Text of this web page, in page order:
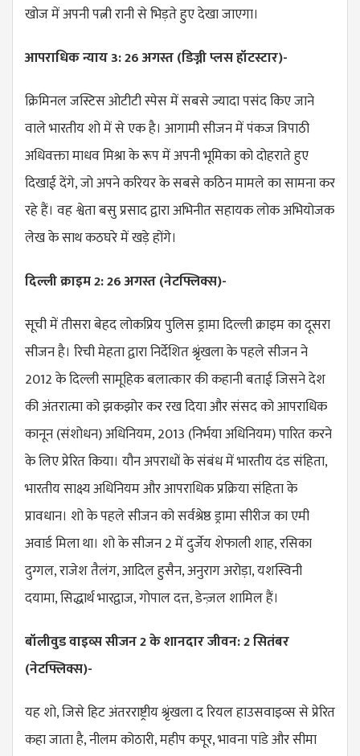
खोज में अपनी पत्नी रानी से भिड़ते हुए देखा जाएगा।
आपराधिक न्याय 3: 26 अगस्त (डिज्नी प्लस हॉटस्टार)-
क्रिमिनल जस्टिस ओटीटी स्पेस में सबसे ज्यादा पसंद किए जाने
वाले भारतीय शो में से एक है। आगामी सीजन में पंकज त्रिपाठी
अधिवक्ता माधव मिश्रा के रूप में अपनी भूमिका को दोहराते हुए
दिखाई देंगे, जो अपने करियर के सबसे कठिन मामले का सामना कर
रहे हैं। वह श्वेता बसु प्रसाद द्वारा अभिनीत सहायक लोक अभियोजक
लेख के साथ कठघरे में खड़े होंगे।
दिल्ली क्राइम 2: 26 अगस्त (नेटफ्लिक्स)-
सूची में तीसरा बेहद लोकप्रिय पुलिस ड्रामा दिल्ली क्राइम का दूसरा
सीजन है। रिची मेहता द्वारा निर्देशित श्रृंखला के पहले सीजन ने
2012 के दिल्ली सामूहिक बलात्कार की कहानी बताई जिसने देश
की अंतरात्मा को झकझोर कर रख दिया और संसद को आपराधिक
कानून (संशोधन) अधिनियम, 2013 (निर्भया अधिनियम) पारित करने
के लिए प्रेरित किया। यौन अपराधों के संबंध में भारतीय दंड संहिता,
भारतीय साक्ष्य अधिनियम और आपराधिक प्रक्रिया संहिता के
प्रावधान। शो के पहले सीजन को सर्वश्रेष्ठ ड्रामा सीरीज का एमी
अवार्ड मिला था। शो के सीजन 2 में दुर्जेय शेफाली शाह, रसिका
दुग्गल, राजेश तैलंग, आदिल हुसैन, अनुराग अरोड़ा, यशस्विनी
दयामा, सिद्धार्थ भारद्वाज, गोपाल दत्त, डेन्ज़ल शामिल हैं।
बॉलीवुड वाइव्स सीजन 2 के शानदार जीवन: 2 सितंबर
(नेटफ्लिक्स)-
यह शो, जिसे हिट अंतरराष्ट्रीय श्रृंखला द रियल हाउसवाइव्स से प्रेरित
कहा जाता है, नीलम कोठारी, महीप कपूर, भावना पांडे और सीमा